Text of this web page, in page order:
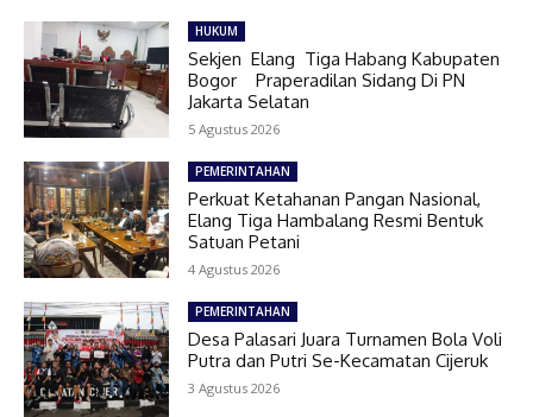
HUKUM
Sekjen Elang Tiga Habang Kabupaten
Bogor Praperadilan Sidang Di PN
Jakarta Selatan
5 Agustus 2026
PEMERINTAHAN
Perkuat Ketahanan Pangan Nasional,
Elang Tiga Hambalang Resmi Bentuk
Satuan Petani
4 Agustus 2026
PEMERINTAHAN
Desa Palasari Juara Turnamen Bola Voli
Putra dan Putri Se-Kecamatan Cijeruk
3 Agustus 2026